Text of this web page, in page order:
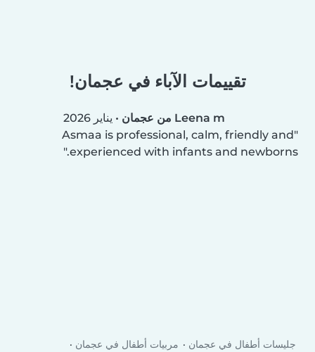
تقييمات الآباء في عجمان!
Leena m من عجمان • يناير 2026
Asmaa is professional, calm, friendly and
experienced with infants and newborns.
جليسات أطفال في عجمان
مربيات أطفال في عجمان